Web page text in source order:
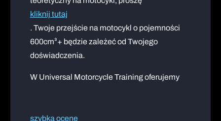
kliknij tutaj
. Twoje przejście na motocykl o pojemności
600cm³+ będzie zależeć od Twojego
doświadczenia.
W Universal Motorcycle Training oferujemy
szybką ocenę